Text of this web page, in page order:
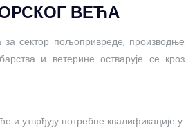
ВЕЋА
за сектор пољопривреде, производње
и ветерине остварује се кроз
и утврђују потребне квалификације у